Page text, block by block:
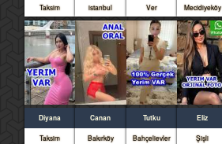
Taksim istanbul Ver Mecidiyeköy
Diyana
Taksim
Canan
Bakırköy
Tutku
Bahçelievler
Eliz
Şişli